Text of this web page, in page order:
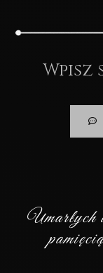
Umarłych